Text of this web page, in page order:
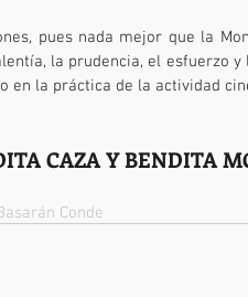
pues nada mejor que la
la prudencia, el esfuerzo
en la práctica de la actividad
CAZA Y BENDITA
Conde